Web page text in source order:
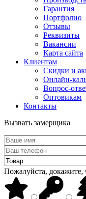
Гарантия
Портфолио
Отзывы
Реквизиты
Вакансии
Карта сайта
Клиентам
Скидки и
Онлайн-
Вопрос-
Оптовикам
Контакты
Вызвать замерщика
Пожалуйста, докажите,